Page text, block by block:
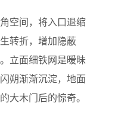
空间，将入口退缩
转折，增加隐蔽
立面细铁网是暧昧
朔渐渐沉淀，地面
大木门后的惊奇。